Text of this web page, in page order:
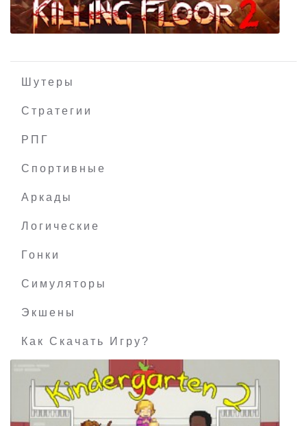
Шутеры
Стратегии
РПГ
Спортивные
Аркады
Логические
Гонки
Симуляторы
Экшены
Как Скачать Игру?